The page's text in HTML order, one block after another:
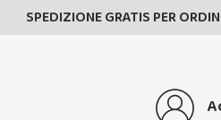
SPEDIZIONE GRATIS PER